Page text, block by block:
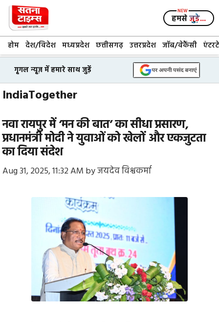
Skip
content
हमसेजुड़े...
होम देश/विदेश मध्यप्रदेश छत्तीसगढ़ उत्तरप्रदेश जॉब/वेकैंसी
गूगल न्यूज़ में हमारे साथ जुड़ें
IndiaTogether
नवा रायपुर में ‘मन की बात’ का सीधा प्रसारण,
प्रधानमंत्री मोदी ने युवाओं को खेलों और एकजुटता
का दिया संदेश
Aug 31, 2025, 11:32 AM byजयदेव विश्वकर्मा